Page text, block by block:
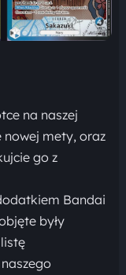
na naszej
nowej mety, oraz
go z
Bandai
były